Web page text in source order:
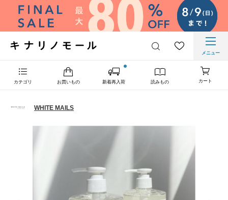
メニュー
カテゴリ お買いもの 新着再入荷 読みもの カート
WHITE MAILS